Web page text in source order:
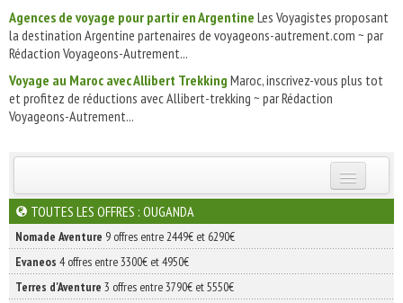
Agences de voyage pour partir en Argentine Les Voyagistes proposant
la destination Argentine partenaires de voyageons-autrement.com ~ par
Rédaction Voyageons-Autrement...
Voyage au Maroc avec Allibert Trekking Maroc, inscrivez-vous plus tot
et profitez de réductions avec Allibert-trekking ~ par Rédaction
Voyageons-Autrement...
INSCRIVEZ-VOUS | ABONNEZ-VOUS
TOUTES LES OFFRES : OUGANDA
Nomade Aventure 9 offres entre 2449€ et 6290€
Evaneos 4 offres entre 3300€ et 4950€
Terres d'Aventure 3 offres entre 3790€ et 5550€